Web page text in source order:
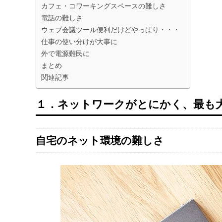
カフェ・コワーキングスペースの難しさ
電話の難しさ
ウェブ会議ツール便利だけどやっぱり・・・
仕事の使い分けが大事に
外で電源難民に
まとめ
関連記事
１．ネットワークがとにかく、最も
自宅のネット環境の難しさ